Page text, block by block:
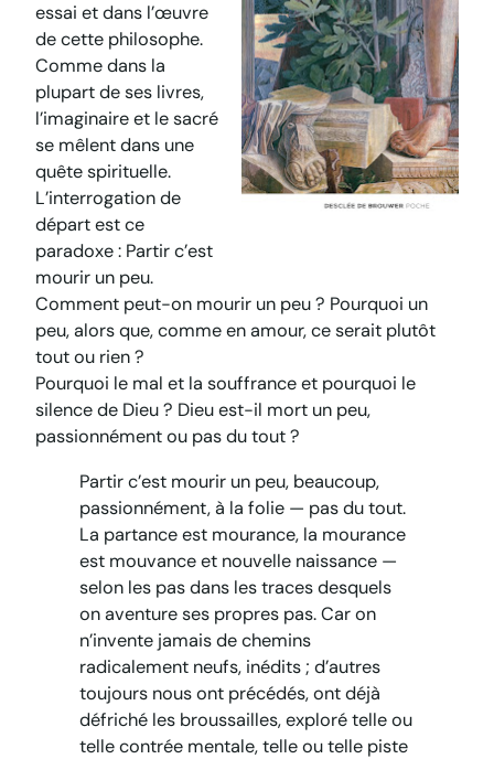
essai et dans l’œuvre
de cette philosophe.
Comme dans la
plupart de ses livres,
l’imaginaire et le sacré
se mêlent dans une
quête spirituelle.
L’interrogation de
départ est ce
paradoxe : Partir c’est
mourir un peu.
Comment peut-on mourir un peu ? Pourquoi un
peu, alors que, comme en amour, ce serait plutôt
tout ou rien ?
Pourquoi le mal et la souffrance et pourquoi le
silence de Dieu ? Dieu est-il mort un peu,
passionnément ou pas du tout ?
Partir c’est mourir un peu, beaucoup,
passionnément, à la folie — pas du tout.
La partance est mourance, la mourance
est mouvance et nouvelle naissance —
selon les pas dans les traces desquels
on aventure ses propres pas. Car on
n’invente jamais de chemins
radicalement neufs, inédits ; d’autres
toujours nous ont précédés, ont déjà
défriché les broussailles, exploré telle ou
telle contrée mentale, telle ou telle piste